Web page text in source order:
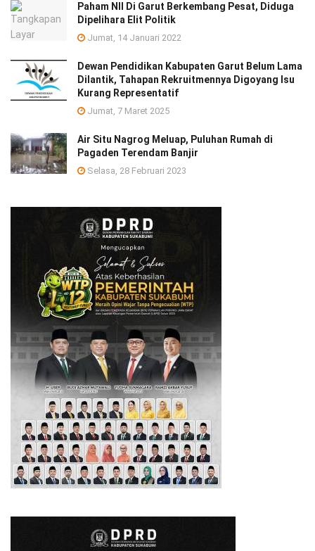
Paham NII Di Garut Berkembang Pesat, Diduga
Dipelihara Elit Politik
Jumat, 14 Januari 2022
Dewan Pendidikan Kabupaten Garut Belum Lama
Dilantik, Tahapan Rekruitmennya Digoyang Isu
Kurang Representatif
Jumat, 7 Maret 2025
Air Situ Nagrog Meluap, Puluhan Rumah di
Pagaden Terendam Banjir
Selasa, 28 Februari 2023